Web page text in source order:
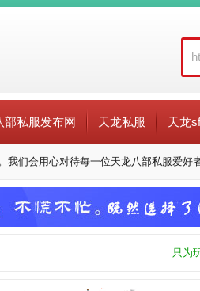
部私服发布网 天龙私服 天龙sf
们会用心对待每一位天龙八部私服爱好
只为